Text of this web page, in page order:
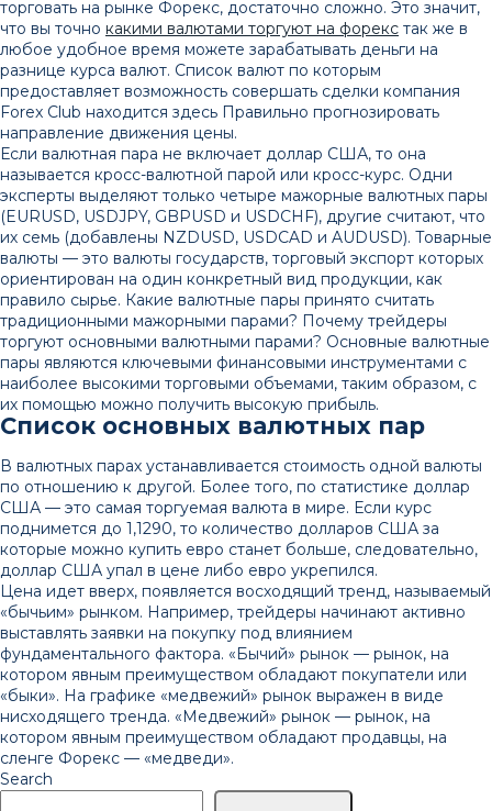
торговать на рынке Форекс, достаточно сложно. Это значит,
что вы точно какими валютами торгуют на форекс так же в
любое удобное время можете зарабатывать деньги на
разнице курса валют. Список валют по которым
предоставляет возможность совершать сделки компания
Forex Club находится здесь Правильно прогнозировать
направление движения цены.
Если валютная пара не включает доллар США, то она
называется кросс-валютной парой или кросс-курс. Одни
эксперты выделяют только четыре мажорные валютных пары
(EURUSD, USDJPY, GBPUSD и USDCHF), другие считают, что
их семь (добавлены NZDUSD, USDCAD и AUDUSD). Товарные
валюты — это валюты государств, торговый экспорт которых
ориентирован на один конкретный вид продукции, как
правило сырье. Какие валютные пары принято считать
традиционными мажорными парами? Почему трейдеры
торгуют основными валютными парами? Основные валютные
пары являются ключевыми финансовыми инструментами с
наиболее высокими торговыми объемами, таким образом, с
их помощью можно получить высокую прибыль.
Список основных валютных пар
В валютных парах устанавливается стоимость одной валюты
по отношению к другой. Более того, по статистике доллар
США — это самая торгуемая валюта в мире. Если курс
поднимется до 1,1290, то количество долларов США за
которые можно купить евро станет больше, следовательно,
доллар США упал в цене либо евро укрепился.
Цена идет вверх, появляется восходящий тренд, называемый
«‎бычьим» рынком.‎‎‎ Например, трейдеры начинают активно
выставлять заявки на покупку под влиянием
фундаментального фактора. «‎Бычий» рынок — рынок, на
котором явным преимуществом обладают покупатели или
«‎быки». На графике «‎медвежий» рынок выражен в виде
нисходящего тренда. «‎Медвежий» рынок — рынок‎, на
котором явным преимуществом обладают продавцы, на
сленге Форекс — «медведи‎».
Search